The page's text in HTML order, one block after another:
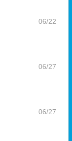
06/22
06/27
06/27